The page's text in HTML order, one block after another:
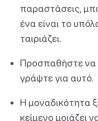
παραστάσεις,
ένα είναι το
ταιριάζει.
Προσπαθήστε να
γράψτε για αυτό.
Η μοναδικότητα
κείμενο μοιάζει